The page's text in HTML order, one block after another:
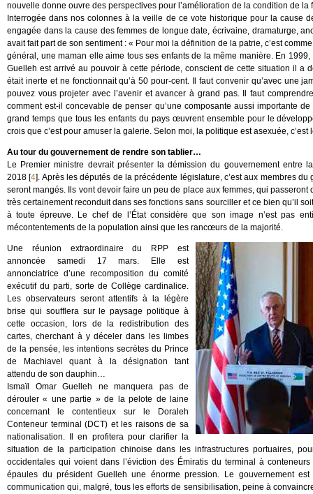
nouvelle donne ouvre des perspectives pour l’amélioration de la condition de la
Interrogée dans nos colonnes à la veille de ce vote historique pour la cause
engagée dans la cause des femmes de longue date, écrivaine, dramaturge,
avait fait part de son sentiment : « Pour moi la définition de la patrie, c’est
général, une maman elle aime tous ses enfants de la même manière. En
Guelleh est arrivé au pouvoir à cette période, conscient de cette situation il a
était inerte et ne fonctionnait qu’à 50 pour-cent. Il faut convenir qu’avec une
pouvez vous projeter avec l’avenir et avancer à grand pas. Il faut
comment est-il concevable de penser qu’une composante aussi importante
grand temps que tous les enfants du pays œuvrent ensemble pour le
crois que c’est pour amuser la galerie. Selon moi, la politique est asexuée,
Au tour du gouvernement de rendre son tablier…
Le Premier ministre devrait présenter la démission du gouvernement
2018 [4]. Après les députés de la précédente législature, c’est aux membres
seront mangés. Ils vont devoir faire un peu de place aux femmes, qui
très certainement reconduit dans ses fonctions sans sourciller et ce bien qu’il
à toute épreuve. Le chef de l’État considère que son image n’est pas
mécontentements de la population ainsi que les rancœurs de la majorité.
Une réunion extraordinaire du RPP est
annoncée samedi 17 mars. Elle est
annonciatrice d’une recomposition du comité
exécutif du parti, sorte de Collège cardinalice.
Les observateurs seront attentifs à la légère
brise qui soufflera sur le paysage politique à
cette occasion, lors de la redistribution des
cartes, cherchant à y déceler dans les limbes
de la pensée, les intentions secrètes du Prince
de Machiavel quant à la désignation tant
attendu de son dauphin…
Ismaïl Omar Guelleh ne manquera pas de
dérouler « une partie » de la pelote de laine
concernant le contentieux sur le Doraleh
Conteneur terminal (DCT) et les raisons de sa
nationalisation. Il en profitera pour clarifier la
situation de la participation chinoise dans les infrastructures portuaires,
occidentales qui voient dans l’éviction des Émiratis du terminal à
épaules du président Guelleh une énorme pression. Le gouvernement
communication qui, malgré, tous les efforts de sensibilisation, peine à